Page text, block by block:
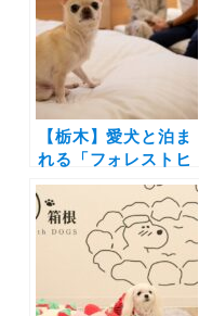
喫！ラ・ピーニャ コ
ーヒー～ゆるり熱海
with DOGS～伊豆山
神社～GOOD DAY
CAFE
【栃木】愛犬と泊ま
れる「フォレストヒ
ルズ那須」宿泊券な
どが当たるキャンペ
ーンも開催！【With
DOGs Club】会員
数1万人突破＆LINE
公式アカウント開設